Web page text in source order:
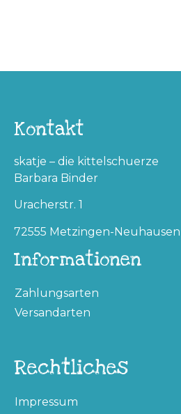
Kontakt
skatje – die kittelschuerze
Barbara Binder
Uracherstr. 1
72555 Metzingen-Neuhausen
Informationen
Zahlungsarten
Versandarten
Rechtliches
Impressum